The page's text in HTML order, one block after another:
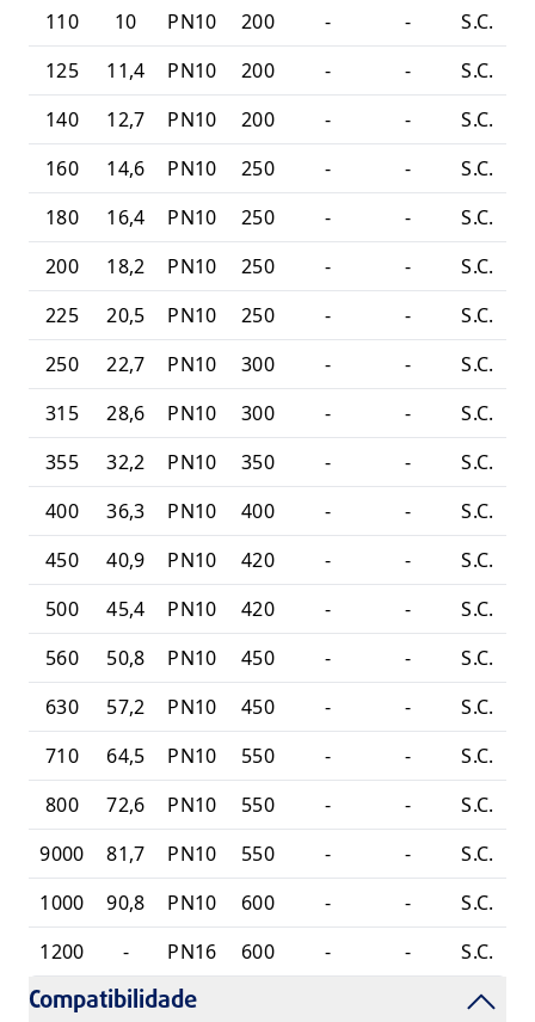
110
10 PN10 200 - -
S.C.
125
11,4 PN10 200 - -
S.C.
140
12,7 PN10 200 - -
S.C.
160
14,6 PN10 250 - -
S.C.
180
16,4 PN10 250 - -
S.C.
200
18,2 PN10 250 - -
S.C.
225
20,5 PN10 250 - -
S.C.
250
22,7 PN10 300 - -
S.C.
315
28,6 PN10 300 - -
S.C.
355
32,2 PN10 350 - -
S.C.
400
36,3 PN10 400 - -
S.C.
450
40,9 PN10 420 - -
S.C.
500
45,4 PN10 420 - -
S.C.
560
50,8 PN10 450 - -
S.C.
630
57,2 PN10 450 - -
S.C.
710
64,5 PN10 550 - -
S.C.
800
72,6 PN10 550 - -
S.C.
9000
81,7 PN10 550 - -
S.C.
1000
90,8 PN10 600 - -
S.C.
1200
- PN16 600 - - S.C.
Compatibilidade